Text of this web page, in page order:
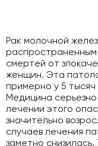
Рак молочной
распространенным
смертей от
женщин. Эта
примерно у 5
Медицина серьезно
лечении этого
значительно
случаев лечения
заметно